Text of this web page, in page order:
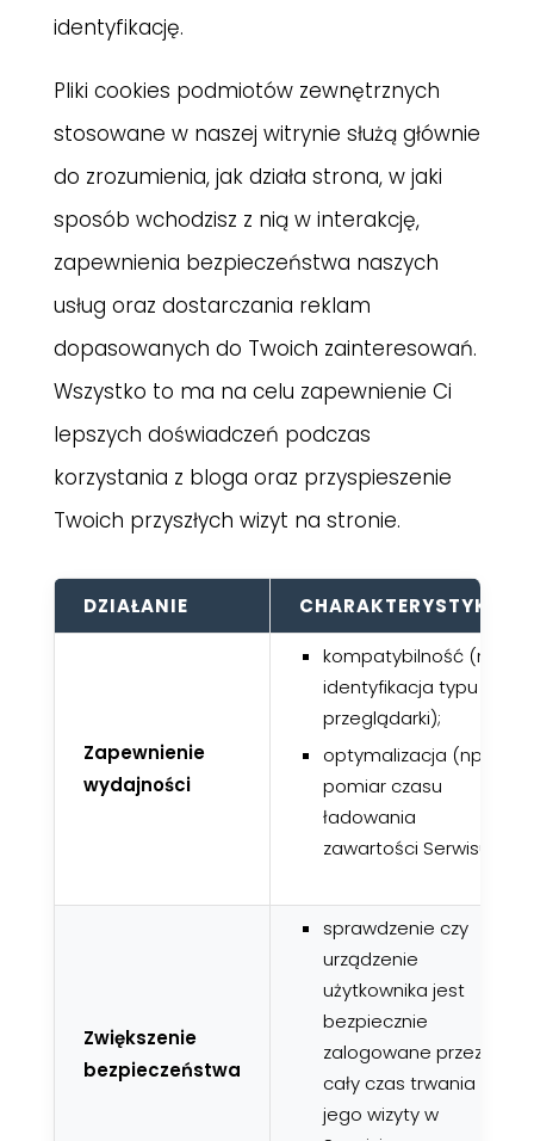
identyfikację.
Pliki cookies podmiotów zewnętrznych
stosowane w naszej witrynie służą głównie
do zrozumienia, jak działa strona, w jaki
sposób wchodzisz z nią w interakcję,
zapewnienia bezpieczeństwa naszych
usług oraz dostarczania reklam
dopasowanych do Twoich zainteresowań.
Wszystko to ma na celu zapewnienie Ci
lepszych doświadczeń podczas
korzystania z bloga oraz przyspieszenie
Twoich przyszłych wizyt na stronie.
DZIAŁANIE CHARAKTERYSTYKA
Zapewnienie
wydajności
kompatybilność (np.
identyfikacja typu
przeglądarki);
optymalizacja (np.
pomiar czasu
ładowania
zawartości Serwisu);
Zwiększenie
bezpieczeństwa
sprawdzenie czy
urządzenie
użytkownika jest
bezpiecznie
zalogowane przez
cały czas trwania
jego wizyty w